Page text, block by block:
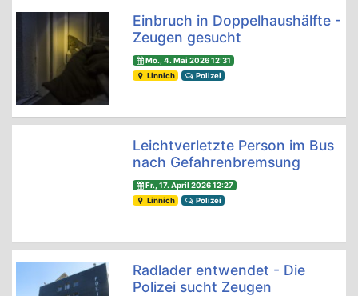
Einbruch in Doppelhaushälfte -
Zeugen gesucht
Mo., 4. Mai 2026 12:31
Linnich
Polizei
Leichtverletzte Person im Bus
nach Gefahrenbremsung
Fr., 17. April 2026 12:27
Linnich
Polizei
Radlader entwendet - Die
Polizei sucht Zeugen